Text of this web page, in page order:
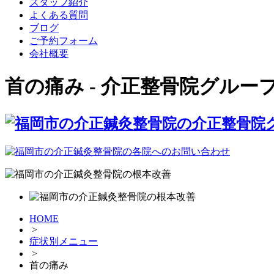
スタッフ紹介
よくある質問
ブログ
ご予約フォーム
会社概要
首の痛み - 介正整骨院グルー
HOME
>
症状別メニュー
>
首の痛み